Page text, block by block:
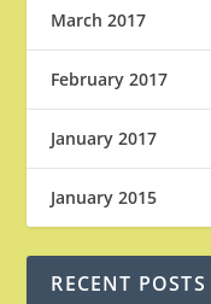
March 2017
February 2017
January 2017
January 2015
RECENT POSTS